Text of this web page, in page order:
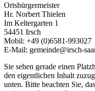
Ortsbürgermeister
Hr. Norbert Thielen
Im Keltergarten 1
54451 Irsch
Mobil: +49 (0)6581-993027
E-Mail: gemeinde@irsch-
Sie sehen gerade einen
den eigentlichen Inhalt
unten. Bitte beachten Sie,